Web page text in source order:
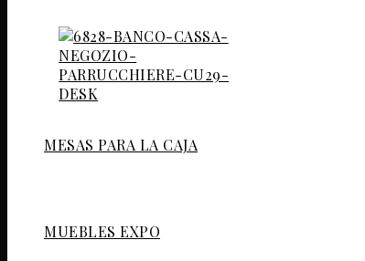
MESAS PARA LA CAJA
MUEBLES EXPO